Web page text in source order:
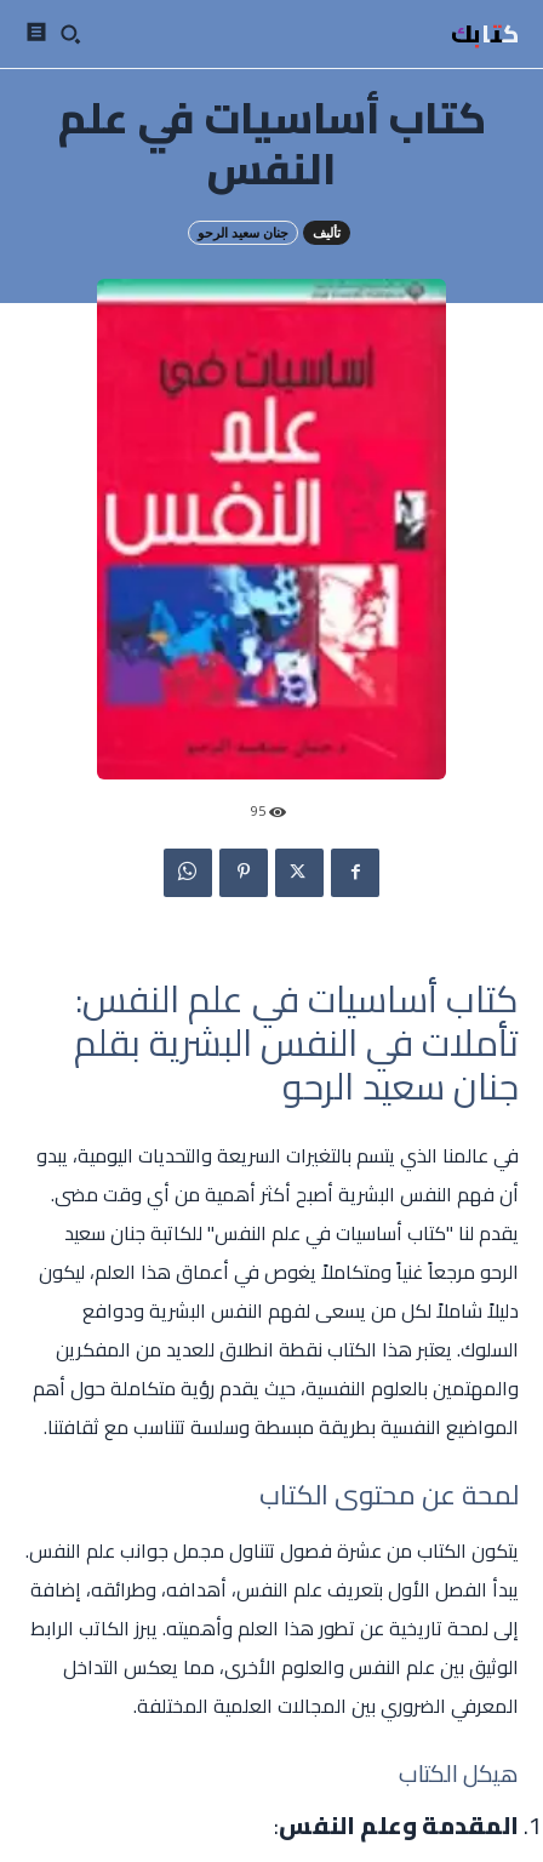
كتابك
كتاب أساسيات في علم
النفس
تأليف جنان سعيد الرحو
95
كتاب أساسيات في علم النفس:
تأملات في النفس البشرية بقلم
جنان سعيد الرحو
في عالمنا الذي يتسم بالتغيرات السريعة والتحديات اليومية، يبدو
أن فهم النفس البشرية أصبح أكثر أهمية من أي وقت مضى.
يقدم لنا "كتاب أساسيات في علم النفس" للكاتبة جنان سعيد
الرحو مرجعاً غنياً ومتكاملاً يغوص في أعماق هذا العلم، ليكون
دليلاً شاملاً لكل من يسعى لفهم النفس البشرية ودوافع
السلوك. يعتبر هذا الكتاب نقطة انطلاق للعديد من المفكرين
والمهتمين بالعلوم النفسية، حيث يقدم رؤية متكاملة حول أهم
المواضيع النفسية بطريقة مبسطة وسلسة تتناسب مع ثقافتنا.
لمحة عن محتوى الكتاب
يتكون الكتاب من عشرة فصول تتناول مجمل جوانب علم النفس.
يبدأ الفصل الأول بتعريف علم النفس، أهدافه، وطرائقه، إضافة
إلى لمحة تاريخية عن تطور هذا العلم وأهميته. يبرز الكاتب الرابط
الوثيق بين علم النفس والعلوم الأخرى، مما يعكس التداخل
المعرفي الضروري بين المجالات العلمية المختلفة.
هيكل الكتاب
المقدمة وعلم النفس: